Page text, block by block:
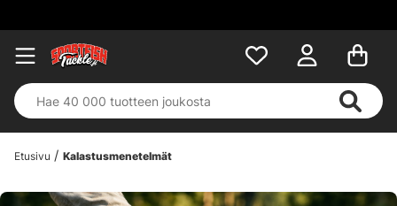
Etusivu Kalastusmenetelmät